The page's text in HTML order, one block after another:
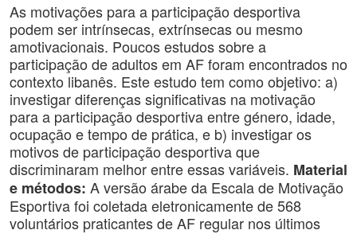
As motivações para a participação desportiva
podem ser intrínsecas, extrínsecas ou mesmo
amotivacionais. Poucos estudos sobre a
participação de adultos em AF foram encontrados no
contexto libanês. Este estudo tem como objetivo: a)
investigar diferenças significativas na motivação
para a participação desportiva entre género, idade,
ocupação e tempo de prática, e b) investigar os
motivos de participação desportiva que
discriminaram melhor entre essas variáveis. Material
e métodos: A versão árabe da Escala de Motivação
Esportiva foi coletada eletronicamente de 568
voluntários praticantes de AF regular nos últimos